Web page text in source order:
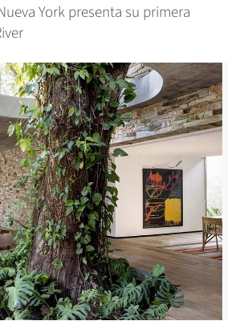
York presenta su primera